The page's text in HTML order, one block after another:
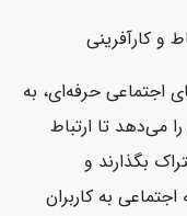
کارآفرینی
اجتماعی حرفه‌ای، به
می‌دهد تا ارتباط
بگذارند و
به کاربران